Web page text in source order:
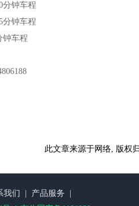
分钟车程
分钟车程
钟车程
此文章来源于网络, 版权
我们 产品服务